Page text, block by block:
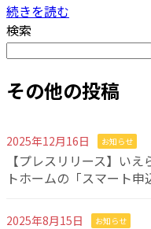
続きを読む
検索
その他の投稿
2025年12月16日 お知らせ
【プレスリリース】い
トホームの「スマート申
2025年8月15日 お知らせ